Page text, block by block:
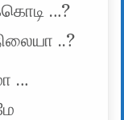
…?
..?
…